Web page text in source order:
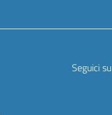
Seguici su